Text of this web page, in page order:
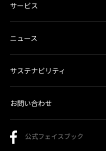
サービス
ニュース
サステナビリティ
お問い合わせ
公式フェイスブック